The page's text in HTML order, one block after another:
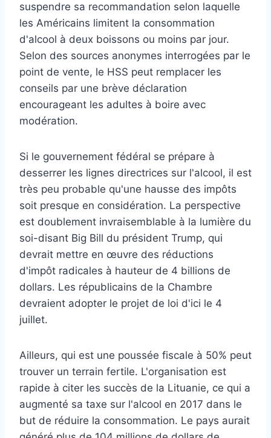
suspendre sa recommandation selon laquelle
les Américains limitent la consommation
d'alcool à deux boissons ou moins par jour.
Selon des sources anonymes interrogées par le
point de vente, le HSS peut remplacer les
conseils par une brève déclaration
encourageant les adultes à boire avec
modération.
Si le gouvernement fédéral se prépare à
desserrer les lignes directrices sur l'alcool, il est
très peu probable qu'une hausse des impôts
soit presque en considération. La perspective
est doublement invraisemblable à la lumière du
soi-disant Big Bill du président Trump, qui
devrait mettre en œuvre des réductions
d'impôt radicales à hauteur de 4 billions de
dollars. Les républicains de la Chambre
devraient adopter le projet de loi d'ici le 4
juillet.
Ailleurs, qui est une poussée fiscale à 50% peut
trouver un terrain fertile. L'organisation est
rapide à citer les succès de la Lituanie, ce qui a
augmenté sa taxe sur l'alcool en 2017 dans le
but de réduire la consommation. Le pays aurait